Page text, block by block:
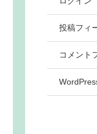
投稿フィ
コメント